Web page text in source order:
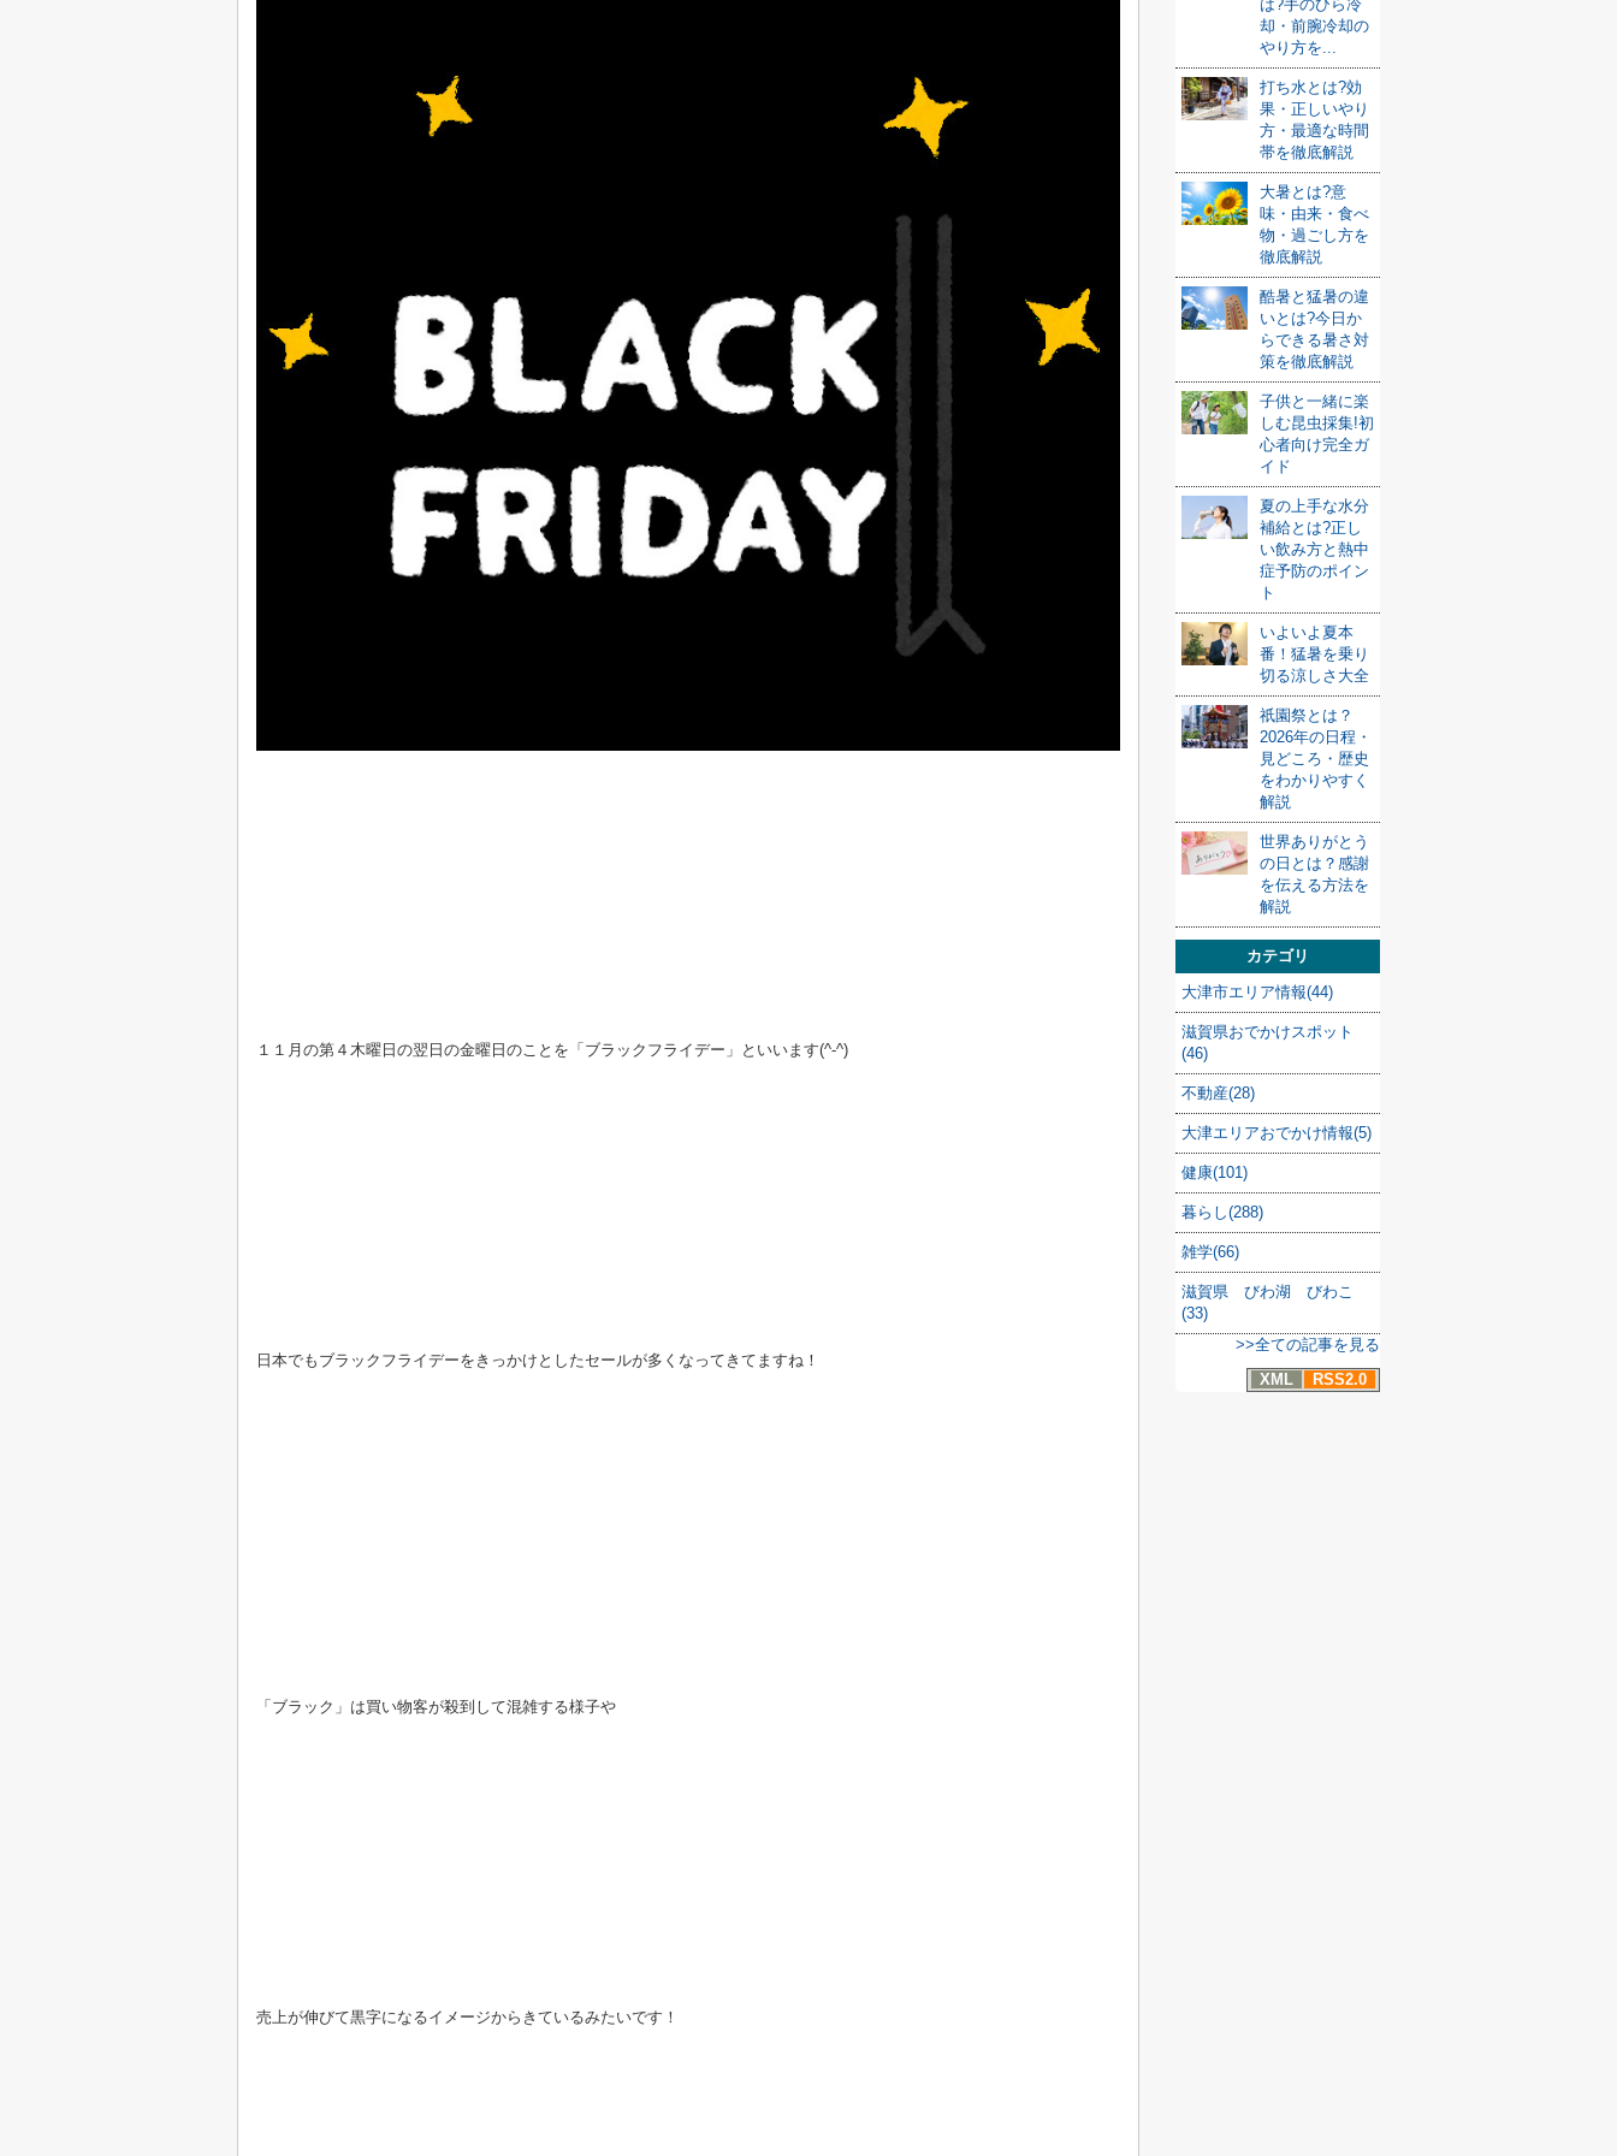
１１月の第４木曜日の翌日の金曜日のことを「ブラックフライデー」といいます(^-^)
日本でもブラックフライデーをきっかけとしたセールが多くなってきてますね ！
「ブラック」は買い物客が殺到して混雑する様子や
売上が伸びて黒字になるイメージからきているみたいです！
は?手のひら冷
却・前腕冷却の
やり方を...
打ち水とは?効
果・正しいやり
方・最適な時間
帯を徹底解説
大暑とは?意
味・由来・食べ
物・過ごし方を
徹底解説
酷暑と猛暑の違
いとは?今日か
らできる暑さ対
策を徹底解説
子供と一緒に楽
しむ昆虫採集!初
心者向け完全ガ
イド
夏の上手な水分
補給とは?正し
い飲み方と熱中
症予防のポイン
ト
いよいよ夏本
番！猛暑を乗り
切る涼しさ大全
祇園祭とは？
2026年の日程・
見どころ・歴史
をわかりやすく
解説
世界ありがとう
の日とは？感謝
を伝える方法を
解説
カテゴリ
大津市エリア情報(44)
滋賀県おでかけスポット
(46)
不動産(28)
大津エリアおでかけ情報(5)
健康(101)
暮らし(288)
雑学(66)
滋賀県 びわ湖 びわこ
(33)
>>全ての記事を見る
XML
RSS2.0